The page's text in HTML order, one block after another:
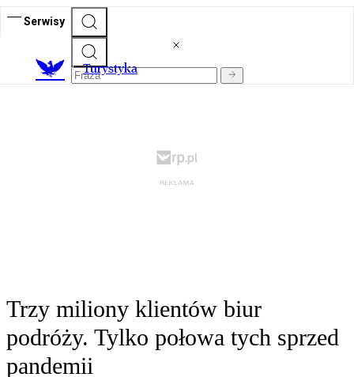
Serwisy
Turystyka
Trzy miliony klientów biur
podróży. Tylko połowa tych sprzed
pandemii